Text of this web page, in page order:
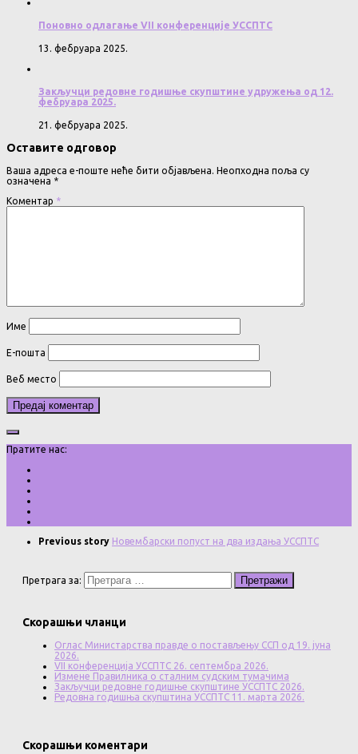
Поновно одлагање VII конференције УССПТС
13. фебруара 2025.
Закључци редовне годишње скупштине удружења од 12.
фебруара 2025.
21. фебруара 2025.
Оставите одговор
Ваша адреса е-поште неће бити објављена. Неопходна поља су
означена *
Коментар *
Име
Е-пошта
Веб место
Пратите нас:
Previous story Новембарски попуст на два издања УССПТС
Претрага за:
Скорашњи чланци
Оглас Министарства правде о постављењу ССП од 19. јуна
2026.
VII конференција УССПТС 26. септембра 2026.
Измене Правилника о сталним судским тумачима
Закључци редовне годишње скупштине УССПТС 2026.
Редовна годишња скупштина УССПТС 11. марта 2026.
Скорашњи коментари